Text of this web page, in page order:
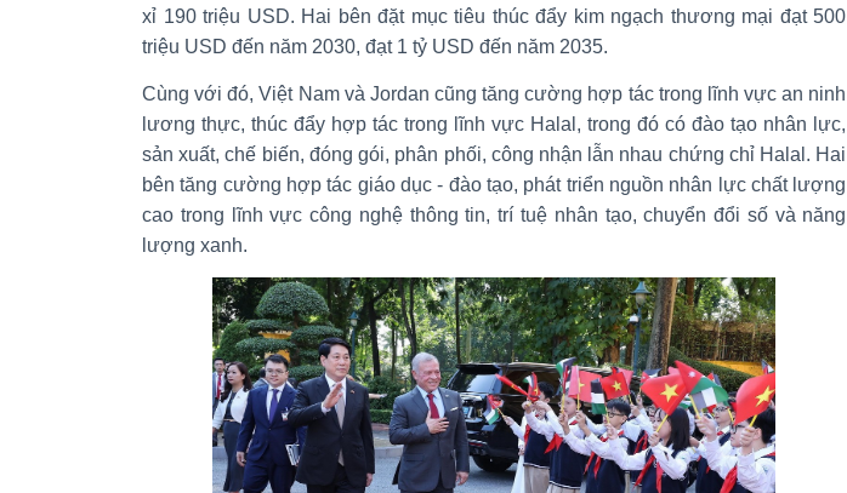
xỉ 190 triệu USD. Hai bên đặt mục tiêu thúc đẩy kim ngạch thương mại đạt 500
triệu USD đến năm 2030, đạt 1 tỷ USD đến năm 2035.
Cùng với đó, Việt Nam và Jordan cũng tăng cường hợp tác trong lĩnh vực an ninh
lương thực, thúc đẩy hợp tác trong lĩnh vực Halal, trong đó có đào tạo nhân lực,
sản xuất, chế biến, đóng gói, phân phối, công nhận lẫn nhau chứng chỉ Halal. Hai
bên tăng cường hợp tác giáo dục - đào tạo, phát triển nguồn nhân lực chất lượng
cao trong lĩnh vực công nghệ thông tin, trí tuệ nhân tạo, chuyển đổi số và năng
lượng xanh.